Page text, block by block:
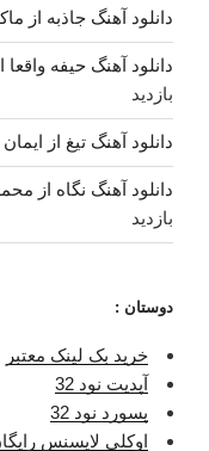
دانلود آهنگ جاذبه از
دانلود آهنگ حیفه
بازدید
دانلود آهنگ تیغ از
دانلود آهنگ نگاه از
بازدید
دوستان :
خرید بک لینک معتبر
آپدیت نود 32
پسورد نود 32
اوکلی لایسنس رایگان